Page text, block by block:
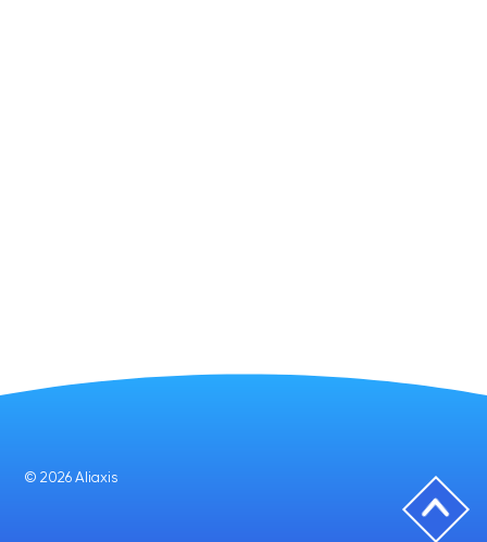
© 2026 Aliaxis